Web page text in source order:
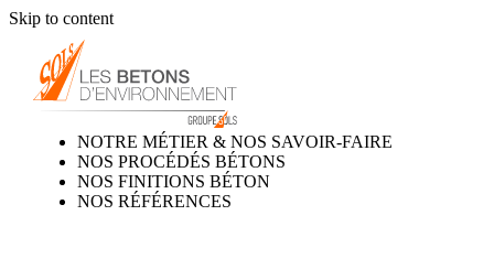
Skip to content
NOTRE MÉTIER & NOS SAVOIR-FAIRE
NOS PROCÉDÉS BÉTONS
NOS FINITIONS BÉTON
NOS RÉFÉRENCES